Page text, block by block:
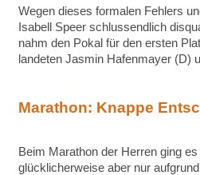
Wegen dieses formalen Fehlers
Isabell Speer schlussendlich
nahm den Pokal für den ersten
landeten Jasmin Hafenmayer (D)
Marathon: Knappe
Beim Marathon der Herren ging
glücklicherweise aber nur